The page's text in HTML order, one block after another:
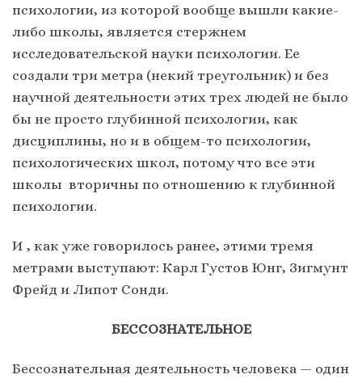
психологии, из которой вообще вышли какие-
либо школы, является стержнем
исследовательской науки психологии. Ее
создали три метра (некий треугольник) и без
научной деятельности этих трех людей не было
бы не просто глубинной психологии, как
дисциплины, но и в общем-то психологии,
психологических школ, потому что все эти
школы вторичны по отношению к глубинной
психологии.
И , как уже говорилось ранее, этими тремя
метрами выступают: Карл Густов Юнг, Зигмунт
Фрейд и Липот Сонди.
БЕССОЗНАТЕЛЬНОЕ
Бессознательная деятельность человека — один